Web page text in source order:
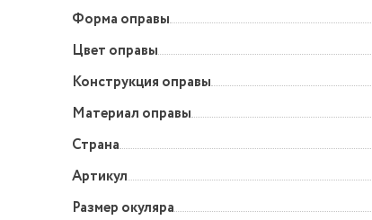
Форма оправы
Цвет оправы
Конструкция оправы
Материал оправы
Страна
Артикул
Размер окуляра